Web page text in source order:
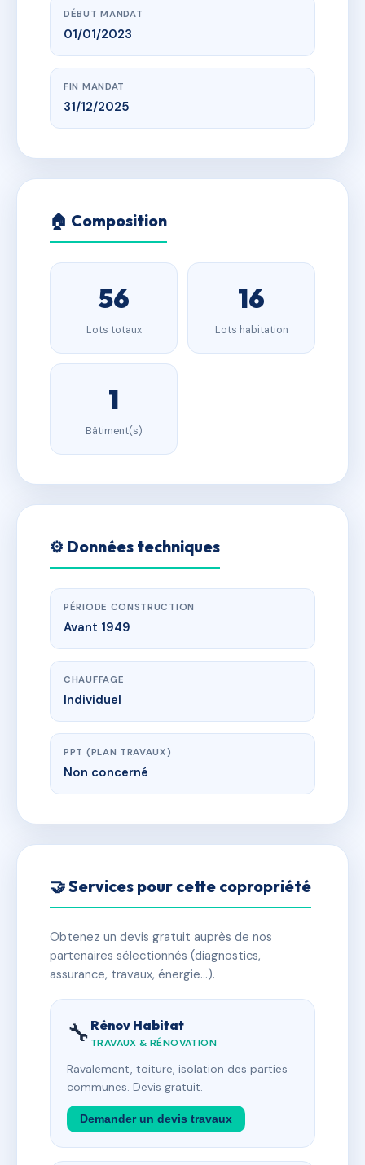
DÉBUT MANDAT
01/01/2023
FIN MANDAT
31/12/2025
🏠 Composition
56
Lots totaux
16
Lots habitation
1
Bâtiment(s)
⚙️ Données techniques
PÉRIODE CONSTRUCTION
Avant 1949
CHAUFFAGE
Individuel
PPT (PLAN TRAVAUX)
Non concerné
🤝 Services pour cette copropriété
Obtenez un devis gratuit auprès de nos
partenaires sélectionnés (diagnostics,
assurance, travaux, énergie…).
🔧 Rénov Habitat
TRAVAUX & RÉNOVATION
Ravalement, toiture, isolation des parties
communes. Devis gratuit.
Demander un devis travaux